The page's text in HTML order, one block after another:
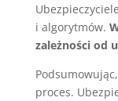
i algorytmów.
zależności od
proces.